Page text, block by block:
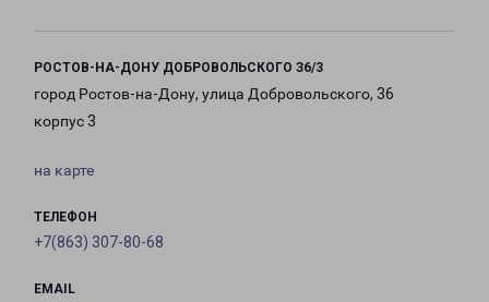
РОСТОВ-НА-ДОНУ ДОБРОВОЛЬСКОГО З6/3
город Ростов-на-Дону, улица Добровольского, 36
корпус 3
на карте
ТЕЛЕФОН
+7(863) 307-80-68
EMAIL